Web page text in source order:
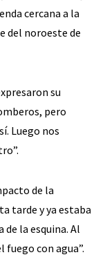
cercana a la
del noroeste de
su
pero
Luego nos
de la
tarde y ya estaba
de la esquina. Al
con agua”.